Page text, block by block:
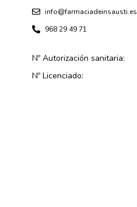
info@farmaciadeinsausti.es
968 29 49 71
Nº Autorización sanitaria:
Nº Licenciado: